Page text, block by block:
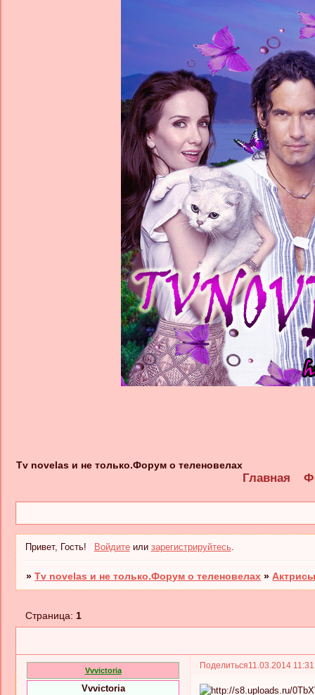
Tv novelas и не только.Форум о теленовелах
Главная
Привет, Гость! Войдитеили зарегистрируйтесь.
»Tv novelas и не только.Форум о теленовелах »
Страница:1
Поделиться11.03.2014
Vvvictoria
Vvvictoria